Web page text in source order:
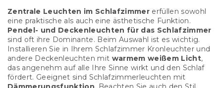
e
u
e
r
e
l
e
m
e
Zentrale Leuchten im Schlafzimmer erfüllen sowohl
eine praktische als auch eine ästhetische Funktion.
Pendel- und Deckenleuchten für das Schlafzimmer
sind oft ihre Dominante. Beim Auswahl ist es wichtig.
Installieren Sie in Ihrem Schlafzimmer Kronleuchter und
andere Deckenleuchten mit warmem weißem Licht,
das angenehm auf alle Ihre Sinne wirkt und den Schlaf
fördert. Geeignet sind Schlafzimmerleuchten mit